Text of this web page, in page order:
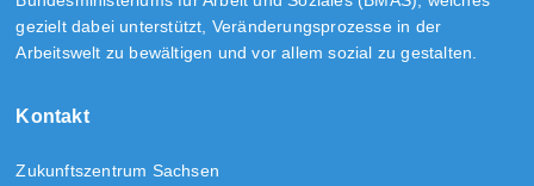
gezielt dabei unterstützt, Veränderungsprozesse in der
Arbeitswelt zu bewältigen und vor allem sozial zu gestalten.
Kontakt
Zukunftszentrum Sachsen